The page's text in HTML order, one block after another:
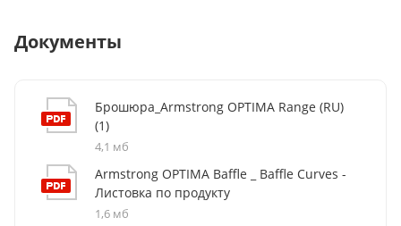
Документы
Брошюра_Armstrong OPTIMA Range (RU)
(1)
4,1 мб
Armstrong OPTIMA Baffle _ Baffle Curves -
Листовка по продукту
1,6 мб